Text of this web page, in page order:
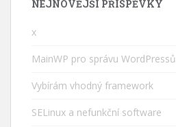
NEJNOVĚJŠÍ PŘÍSPĚVKY
x
MainWP pro správu WordPressů
Vybírám vhodný framework
SELinux a nefunkční software